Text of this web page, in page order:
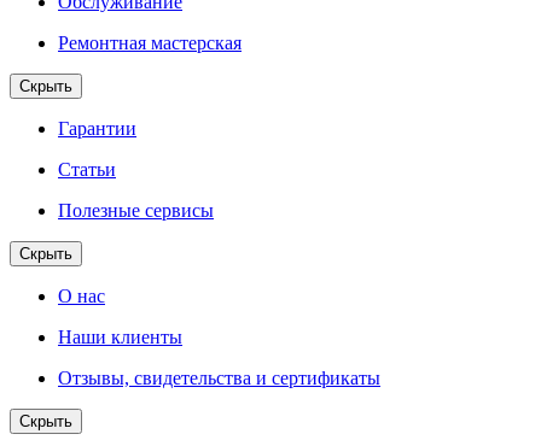
Ремонтная мастерская
Скрыть
Гарантии
Статьи
Полезные сервисы
Скрыть
О нас
Наши клиенты
Отзывы, свидетельства и сертификаты
Скрыть